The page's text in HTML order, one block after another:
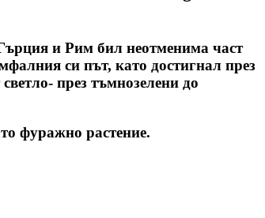
и Рим бил неотменима част
си път, като достигнал през
през тъмнозелени до
фуражно растение.